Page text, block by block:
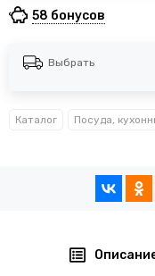
58 бонусов
Выбрать
Каталог